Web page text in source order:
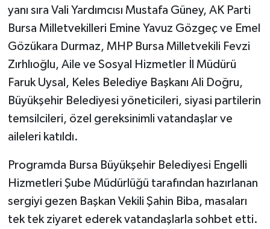
yanı sıra Vali Yardımcısı Mustafa Güney, AK Parti
Bursa Milletvekilleri Emine Yavuz Gözgeç ve Emel
Gözükara Durmaz, MHP Bursa Milletvekili Fevzi
Zırhlıoğlu, Aile ve Sosyal Hizmetler İl Müdürü
Faruk Uysal, Keles Belediye Başkanı Ali Doğru,
Büyükşehir Belediyesi yöneticileri, siyasi partilerin
temsilcileri, özel gereksinimli vatandaşlar ve
aileleri katıldı.
Programda Bursa Büyükşehir Belediyesi Engelli
Hizmetleri Şube Müdürlüğü tarafından hazırlanan
sergiyi gezen Başkan Vekili Şahin Biba, masaları
tek tek ziyaret ederek vatandaşlarla sohbet etti.